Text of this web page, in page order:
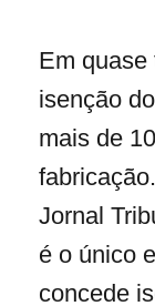
Em quase
isenção
mais de
Jornal
é o único
concede